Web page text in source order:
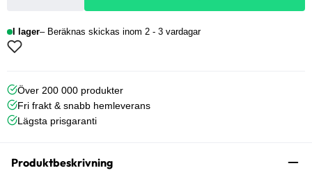
I lager Beräknas skickas inom 2 - 3 vardagar
Över 200 000 produkter
Fri frakt & snabb hemleverans
Lägsta prisgaranti
Produktbeskrivning